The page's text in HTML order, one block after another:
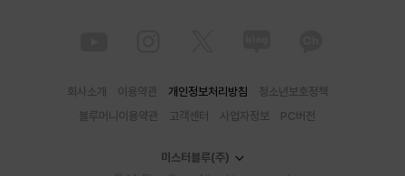
회사소개 이용약관 개인정보처리방침
청소년보호정책
블루머니이용약관
고객센터 사업자정보 PC버전
미스터블루(주)